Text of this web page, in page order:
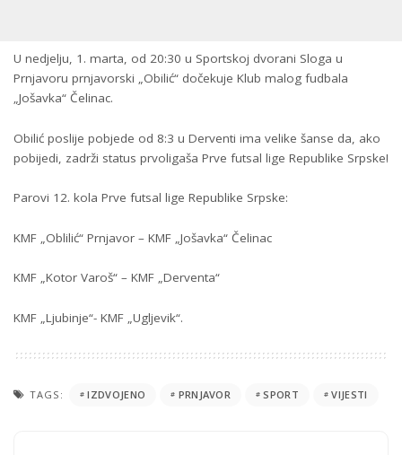
U nedjelju, 1. marta, od 20:30 u Sportskoj dvorani Sloga u
Prnjavoru prnjavorski „Obilić“ dočekuje Klub malog fudbala
„Jošavka“ Čelinac.
Obilić poslije pobjede od 8:3 u Derventi ima velike šanse da, ako
pobijedi, zadrži status prvoligaša Prve futsal lige Republike Srpske!
Parovi 12. kola Prve futsal lige Republike Srpske:
KMF „Oblilić“ Prnjavor – KMF „Jošavka“ Čelinac
KMF „Kotor Varoš“ – KMF „Derventa“
KMF „Ljubinje“- KMF „Ugljevik“.
TAGS: IZDVOJENO PRNJAVOR SPORT VIJESTI